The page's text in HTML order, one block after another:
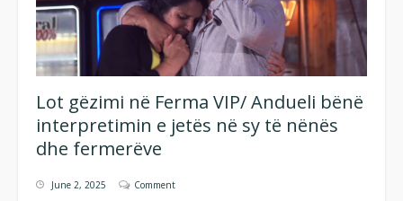
Lot gëzimi në Ferma VIP/ Andueli bënë
interpretimin e jetës në sy të nënës
dhe fermerëve
June 2, 2025 Comment